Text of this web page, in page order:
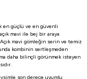
en güçlü ve en güvenli
mavi ile bej bir araya
mavi gömleğin serin ve temiz
kombinin sertleşmeden
daha bilinçli görünmek isteyen
son derece uyumlu